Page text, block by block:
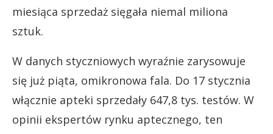
miesiąca sprzedaż sięgała niemal miliona
sztuk.
W danych styczniowych wyraźnie zarysowuje
się już piąta, omikronowa fala. Do 17 stycznia
włącznie apteki sprzedały 647,8 tys. testów. W
opinii ekspertów rynku aptecznego, ten